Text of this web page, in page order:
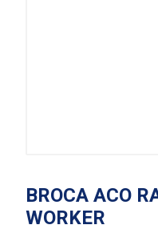
BROCA ACO
WORKER